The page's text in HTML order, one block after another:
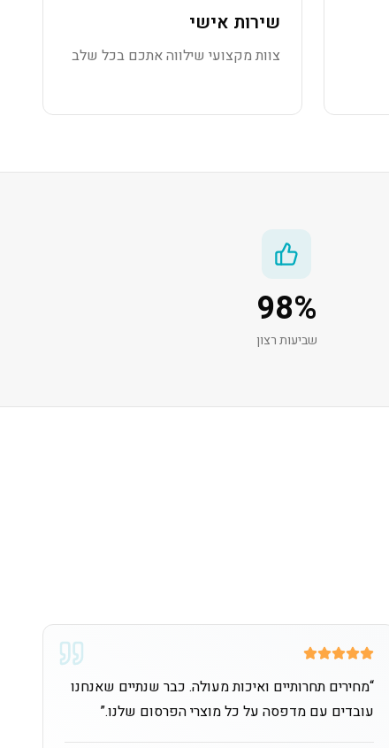
שירות אישי
צוות מקצועי שילווה אתכם בכל שלב
98%
שביעות רצון
“מחירים תחרותיים ואיכות מעולה. כבר שנתיים שאנחנו
עובדים עם מדפסה על כל מוצרי הפרסום שלנו.”